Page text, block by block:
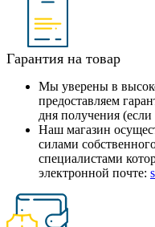
Гарантия на товар
Мы уверены в
предоставляем
дня получения
Наш магазин
силами
специалистами
электронной почте: